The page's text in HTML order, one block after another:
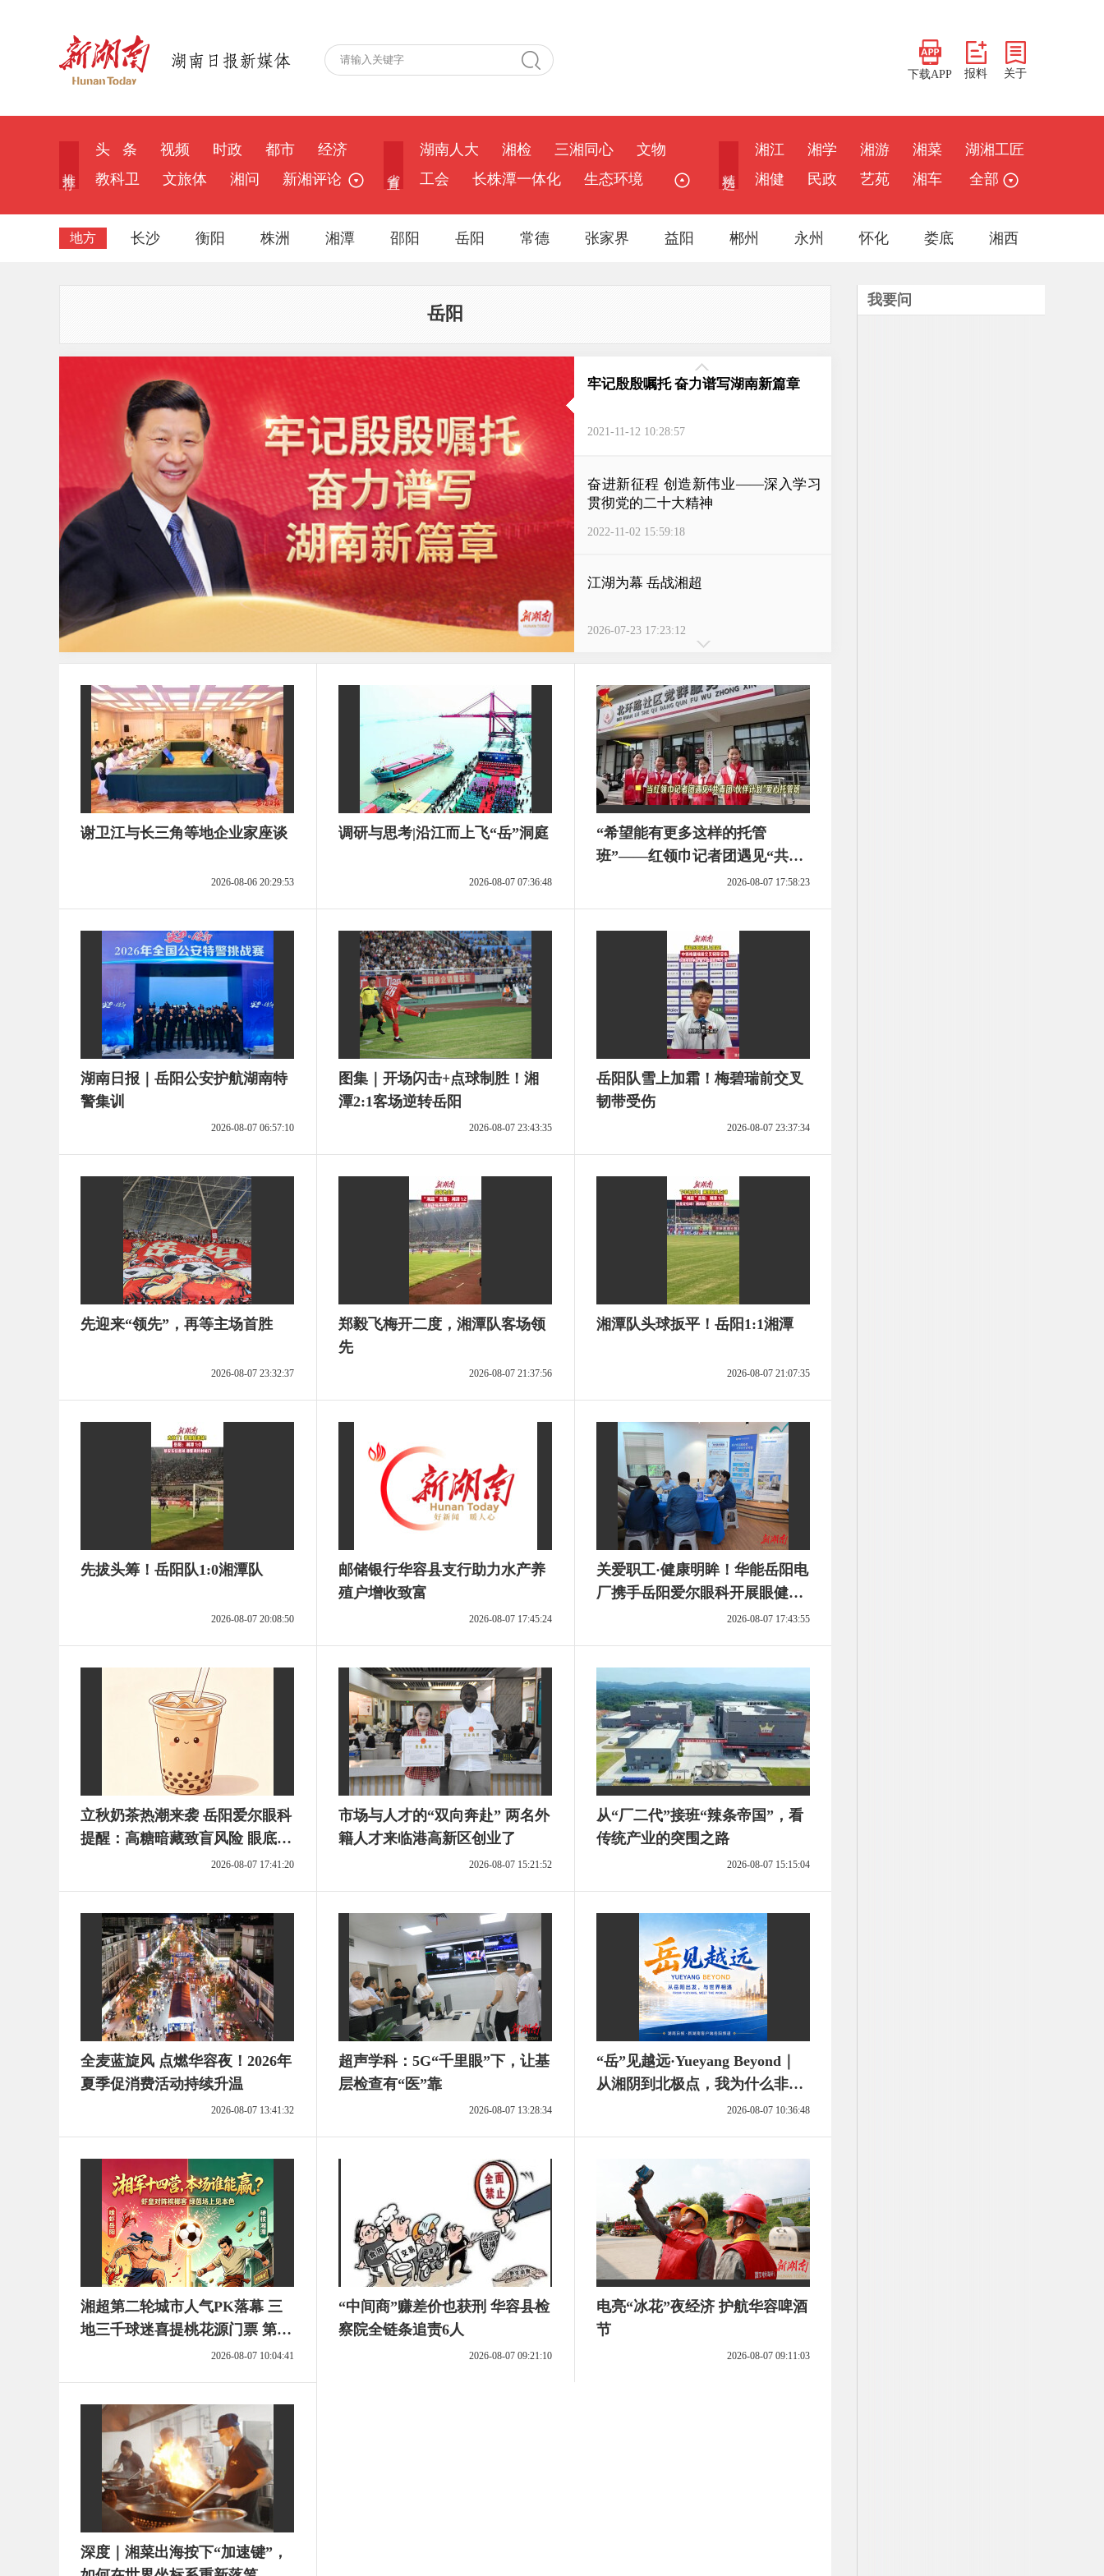
下载APP 报料 关于
头 条 视频 时政 都市
经济
教科卫
文旅体 湘问 新湘评论
湖南人大 湘检 三湘同心
文物
工会
长株潭一体化 生态环境
湘江 湘学 湘游 湘菜
湖湘工匠
湘健
民政 艺苑 湘车 全部
地方 长沙 衡阳 株洲 湘潭 邵阳 岳阳 常德 张家界 益阳 郴州 永州 怀化 娄底 湘西
岳阳
牢记殷殷嘱托 奋力谱写湖南新篇章
2021-11-12 10:28:57
奋进新征程 创造新伟业——深入学习
贯彻党的二十大精神
2022-11-02 15:59:18
江湖为幕 岳战湘超
2026-07-23 17:23:12
天下岳阳 岳战越勇
2026-03-31 12:12:37
交通银行岳阳分行
2024-03-14 23:56:07
奋进新征程 建功新时代
2023-04-10 17:49:48
谢卫江与长三角等地企业家座谈
2026-08-06 20:29:53
调研与思考|沿江而上飞“岳”洞庭
2026-08-07 07:36:48
“希望能有更多这样的托管
班”——红领巾记者团遇见“共青
团·伙伴计划”爱心托管班2026-08-07 17:58:23
湖南日报｜岳阳公安护航湖南特
警集训
2026-08-07 06:57:10
图集｜开场闪击+点球制胜！湘
潭2:1客场逆转岳阳
2026-08-07 23:43:35
岳阳队雪上加霜！梅碧瑞前交叉
韧带受伤
2026-08-07 23:37:34
先迎来“领先”，再等主场首胜
2026-08-07 23:32:37
郑毅飞梅开二度，湘潭队客场领
先
2026-08-07 21:37:56
湘潭队头球扳平！岳阳1:1湘潭
2026-08-07 21:07:35
先拔头筹！岳阳队1:0湘潭队
2026-08-07 20:08:50
邮储银行华容县支行助力水产养
殖户增收致富
2026-08-07 17:45:24
关爱职工·健康明眸！华能岳阳电
厂携手岳阳爱尔眼科开展眼健康
2026-08-07 17:43:55
立秋奶茶热潮来袭 岳阳爱尔眼科
提醒：高糖暗藏致盲风险 眼底防
2026-08-07 17:41:20
市场与人才的“双向奔赴” 两名外
籍人才来临港高新区创业了
2026-08-07 15:21:52
从“厂二代”接班“辣条帝国”，看
传统产业的突围之路
2026-08-07 15:15:04
全麦蓝旋风 点燃华容夜！2026年
夏季促消费活动持续升温
2026-08-07 13:41:32
超声学科：5G“千里眼”下，让基
层检查有“医”靠
2026-08-07 13:28:34
“岳”见越远·Yueyang Beyond｜
从湘阴到北极点，我为什么非要
2026-08-07 10:36:48
湘超第二轮城市人气PK落幕 三
地三千球迷喜提桃花源门票 第三
2026-08-07 10:04:41
“中间商”赚差价也获刑 华容县检
察院全链条追责6人
2026-08-07 09:21:10
电亮“冰花”夜经济 护航华容啤酒
节
2026-08-07 09:11:03
深度｜湘菜出海按下“加速键”，
我要问